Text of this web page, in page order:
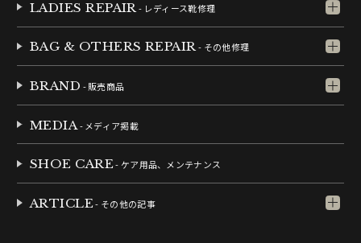
LADIES REPAIR- レディース靴修理
BAG & OTHERS REPAIR- その他修理
BRAND - 販売商品
MEDIA- メディア掲載
SHOE CARE- ケア用品、メンテナンス
ARTICLE- その他の記事